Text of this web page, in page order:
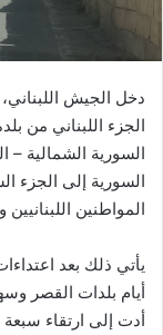
الجزء اللبناني من
السورية الشمالية
السورية إلى الجزء
المواطنين
يأتي ذلك بعد
أيام بلدات القصر
أدت إلى ارتقاء